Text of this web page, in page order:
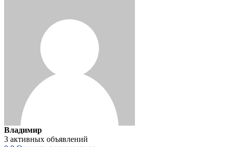
Владимир
3 активных объявлений